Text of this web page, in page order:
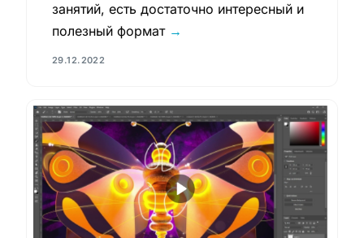
занятий, есть достаточно интересный и
полезный формат →
29.12.2022